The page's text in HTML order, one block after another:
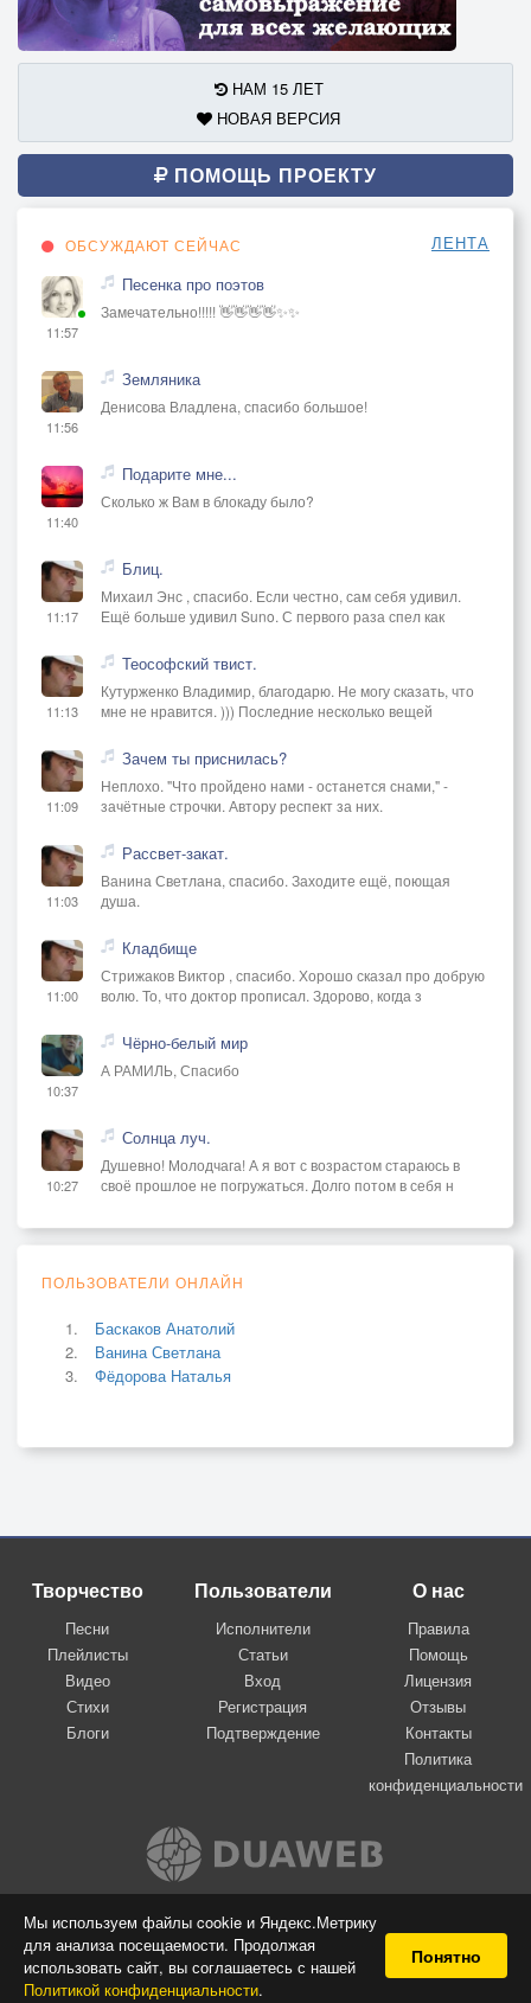
Мы используем файлы cookie и Яндекс.Метрику
для анализа посещаемости. Продолжая
использовать сайт, вы соглашаетесь с нашей
Политикой конфиденциальности.
Понятно
НАМ 15 ЛЕТ
НОВАЯ ВЕРСИЯ
ПОМОЩЬ ПРОЕКТУ
ОБСУЖДАЮТ СЕЙЧАС ЛЕНТА
11:57
Песенка про поэтов
Замечательно!!!!! 👋👋👋👋✨✨
11:56
Земляника
Денисова Владлена, спасибо большое!
11:40
Подарите мне...
Сколько ж Вам в блокаду было?
11:17
Блиц.
Михаил Энс , спасибо. Если честно, сам себя удивил.
Ещё больше удивил Suno. С первого раза спел как
11:13
Теософский твист.
Кутурженко Владимир, благодарю. Не могу сказать, что
мне не нравится. ))) Последние несколько вещей
11:09
Зачем ты приснилась?
Неплохо. "Что пройдено нами - останется снами," -
зачётные строчки. Автору респект за них.
11:03
Рассвет-закат.
Ванина Светлана, спасибо. Заходите ещё, поющая
душа.
11:00
Кладбище
Стрижаков Виктор , спасибо. Хорошо сказал про добрую
волю. То, что доктор прописал. Здорово, когда з
10:37
Чёрно-белый мир
А РАМИЛЬ, Спасибо
10:27
Солнца луч.
Душевно! Молодчага! А я вот с возрастом стараюсь в
своё прошлое не погружаться. Долго потом в себя н
ПОЛЬЗОВАТЕЛИ ОНЛАЙН
Баскаков Анатолий
Ванина Светлана
Фёдорова Наталья
Творчество
Песни
Плейлисты
Видео
Стихи
Блоги
Пользователи
Исполнители
Статьи
Вход
Регистрация
Подтверждение
О нас
Правила
Помощь
Лицензия
Отзывы
Контакты
Политика
конфиденциальности
Вконтакте
© 2009-2026 Я-пою
Музыкальный сайт самовыражения